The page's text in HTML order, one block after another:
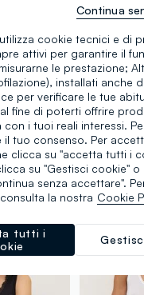
Canotta in viscosa elasticizzata nera regular fit deep V con pizzo
OVS
€ 9,95
cookie tecnici e di
attivi per garantire il
le prestazione;
installati anche
per verificare le tue
fine di poterti offrire
con i tuoi reali interessi.
il tuo consenso. Per
clicca su "accetta tutti i
su "Gestisci cookie" o
senza accettare".
la nostra Cookie
tutti i
Continua